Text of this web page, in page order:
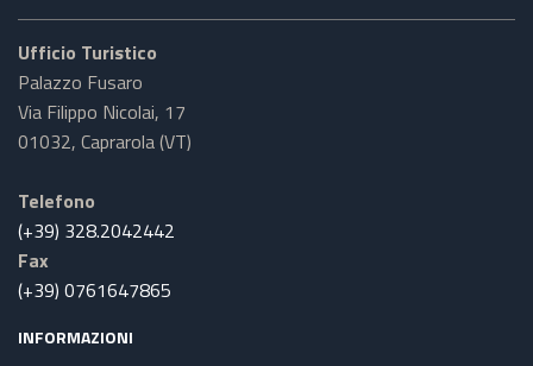
Ufficio Turistico
Palazzo Fusaro
Via Filippo Nicolai, 17
01032, Caprarola (VT)
Telefono
(+39) 328.2042442
Fax
(+39) 0761647865
INFORMAZIONI